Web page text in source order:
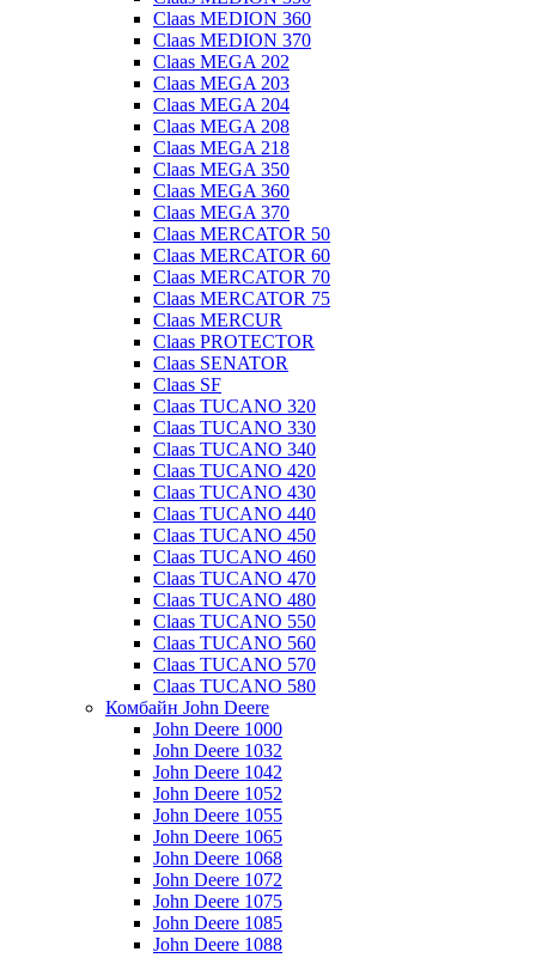
Claas MEDION 360
Claas MEDION 370
Claas MEGA 202
Claas MEGA 203
Claas MEGA 204
Claas MEGA 208
Claas MEGA 218
Claas MEGA 350
Claas MEGA 360
Claas MEGA 370
Claas MERCATOR 50
Claas MERCATOR 60
Claas MERCATOR 70
Claas MERCATOR 75
Claas MERCUR
Claas PROTECTOR
Claas SENATOR
Claas SF
Claas TUCANO 320
Claas TUCANO 330
Claas TUCANO 340
Claas TUCANO 420
Claas TUCANO 430
Claas TUCANO 440
Claas TUCANO 450
Claas TUCANO 460
Claas TUCANO 470
Claas TUCANO 480
Claas TUCANO 550
Claas TUCANO 560
Claas TUCANO 570
Claas TUCANO 580
Комбайн John Deere
John Deere 1000
John Deere 1032
John Deere 1042
John Deere 1052
John Deere 1055
John Deere 1065
John Deere 1068
John Deere 1072
John Deere 1075
John Deere 1085
John Deere 1088